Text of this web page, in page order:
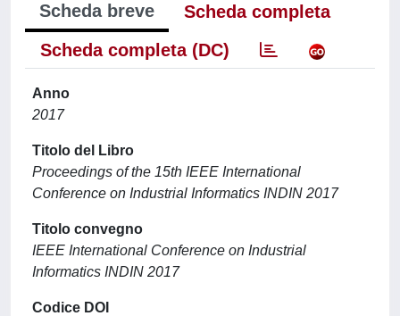
Scheda breve
Scheda completa
Scheda completa (DC)
Anno
2017
Titolo del Libro
Proceedings of the 15th IEEE International
Conference on Industrial Informatics INDIN 2017
Titolo convegno
IEEE International Conference on Industrial
Informatics INDIN 2017
Codice DOI